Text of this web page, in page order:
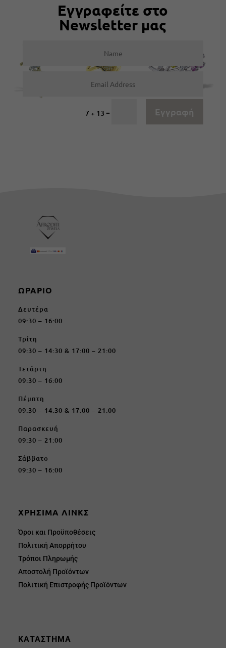
Εγγραφείτε στο
Newsletter μας
7 + 13 = Εγγραφή
ΩΡΑΡΙΟ
Δευτέρα
09:30 – 16:00
Τρίτη
09:30 – 14:30 & 17:00 – 21:00
Τετάρτη
09:30 – 16:00
Πέμπτη
09:30 – 14:30 & 17:00 – 21:00
Παρασκευή
09:30 – 21:00
Σάββατο
09:30 – 16:00
ΧΡΗΣΙΜΑ ΛΙΝΚΣ
Όροι και Προϋποθέσεις
Πολιτική Απορρήτου
Τρόποι Πληρωμής
Αποστολή Προϊόντων
Πολιτική Επιστροφής Προϊόντων
ΚΑΤΑΣΤΗΜΑ